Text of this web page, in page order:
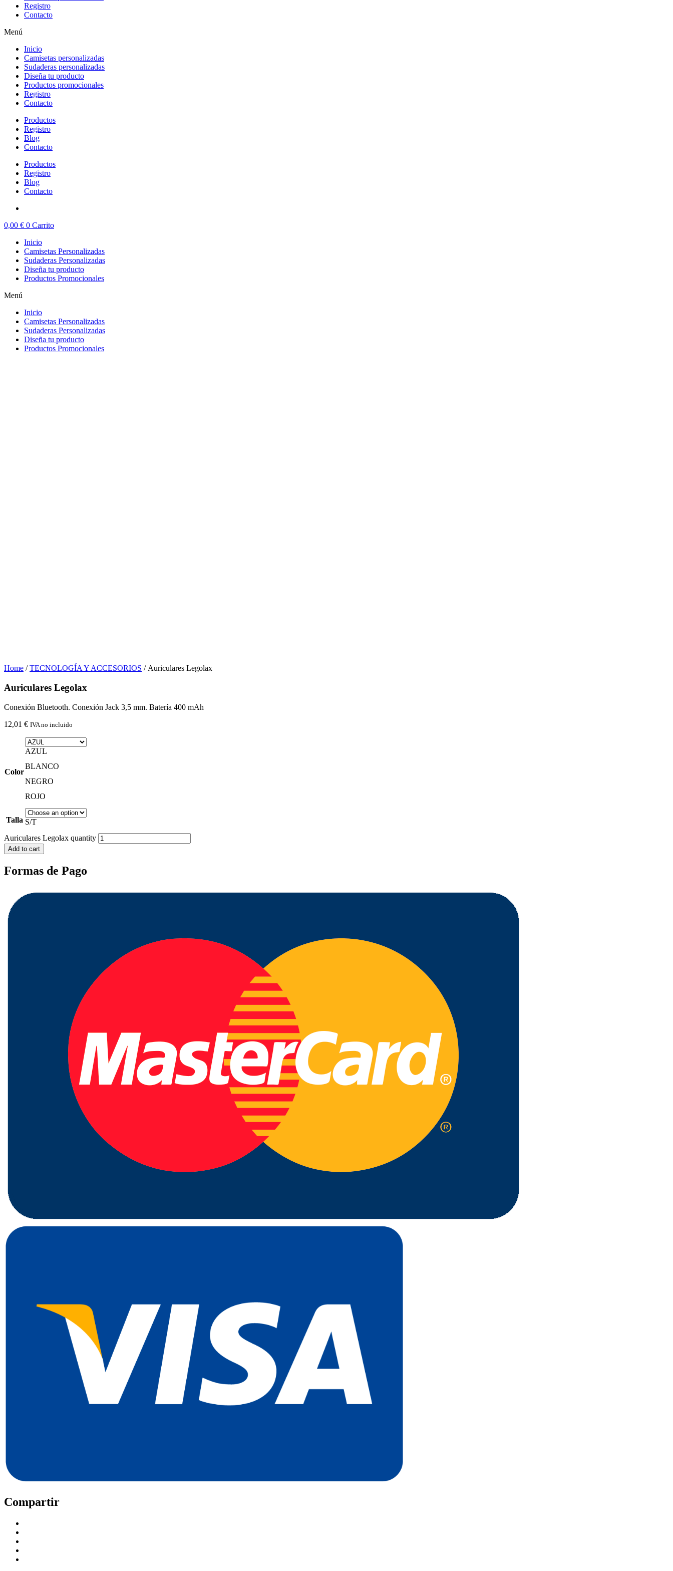
Registro
Contacto
Menú
Inicio
Camisetas personalizadas
Sudaderas personalizadas
Diseña tu producto
Productos promocionales
Registro
Contacto
Productos
Registro
Blog
Contacto
Productos
Registro
Blog
Contacto
0,00 € 0 Carrito
Inicio
Camisetas Personalizadas
Sudaderas Personalizadas
Diseña tu producto
Productos Promocionales
Menú
Inicio
Camisetas Personalizadas
Sudaderas Personalizadas
Diseña tu producto
Productos Promocionales
Home /TECNOLOGÍA Y ACCESORIOS / Auriculares Legolax
Auriculares Legolax
Conexión Bluetooth. Conexión Jack 3,5 mm. Batería 400 mAh
12,01 € IVA no incluido
Color
AZUL
BLANCO
NEGRO
ROJO
Talla S/T
Auriculares Legolax quantity
Add to cart
Formas de Pago
Compartir